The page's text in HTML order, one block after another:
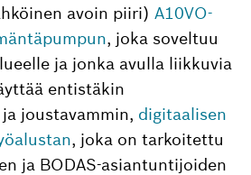
avoin piiri) A10VO-
, joka soveltuu
ja jonka avulla liikkuvia
entistäkin
joustavammin, digitaalisen
, joka on tarkoitettu
ja BODAS-asiantuntijoiden